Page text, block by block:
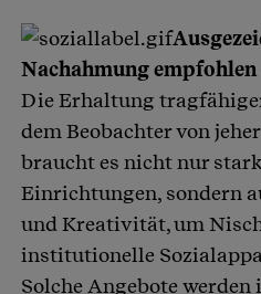
Nachahmung empfohlen
Die Erhaltung
dem Beobachter von
braucht es nicht nur
Einrichtungen, sondern
und Kreativität, um
institutionelle
Solche Angebote